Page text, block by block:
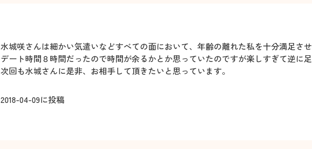
水城咲さんは細かい気遣いなどすべての面において、年齢の離れた私を十分満足させ
デート時間８時間だったので時間が余るかとか思っていたのですが楽しすぎて逆に足
次回も水城さんに是非、お相手して頂きたいと思っています。
2018-04-09に投稿